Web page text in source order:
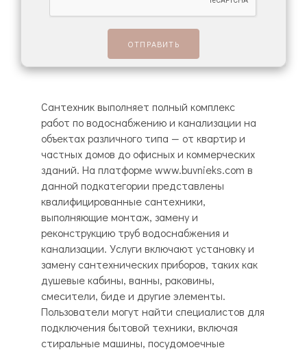
Сантехник выполняет полный комплекс
работ по водоснабжению и канализации на
объектах различного типа — от квартир и
частных домов до офисных и коммерческих
зданий. На платформе www.buvnieks.com в
данной подкатегории представлены
квалифицированные сантехники,
выполняющие монтаж, замену и
реконструкцию труб водоснабжения и
канализации. Услуги включают установку и
замену сантехнических приборов, таких как
душевые кабины, ванны, раковины,
смесители, биде и другие элементы.
Пользователи могут найти специалистов для
подключения бытовой техники, включая
стиральные машины, посудомоечные